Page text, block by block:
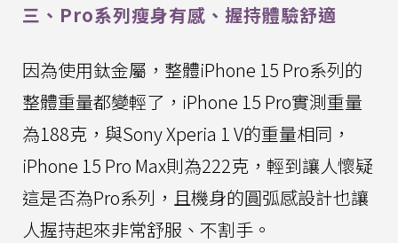
三、Pro系列瘦身有感、握持體驗舒適
因為使用鈦金屬，整體iPhone 15 Pro系列的
整體重量都變輕了，iPhone 15 Pro實測重量
為188克，與Sony Xperia 1 V的重量相同，
iPhone 15 Pro Max則為222克，輕到讓人懷疑
這是否為Pro系列，且機身的圓弧感設計也讓
人握持起來非常舒服、不割手。